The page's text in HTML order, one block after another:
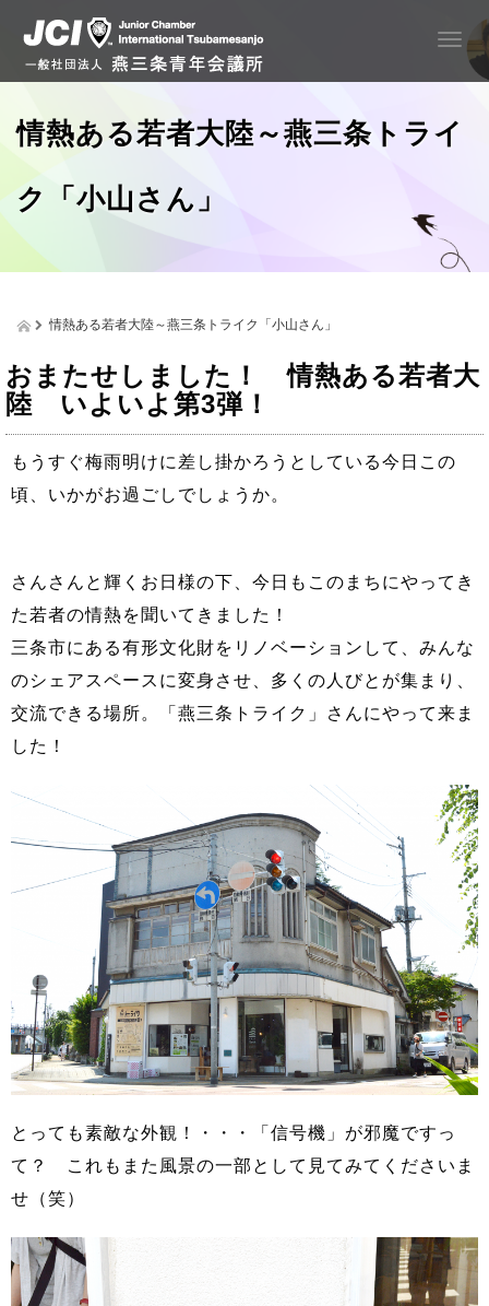
T
g
l
e
i
g
n
情熱ある若者大陸～燕三条トライ
ク「小山さん」
情熱ある若者大陸～燕三条トライク「小山さん」
おまたせしました！ 情熱ある若者大
陸 いよいよ第3弾！
もうすぐ梅雨明けに差し掛かろうとしている今日この
頃、いかがお過ごしでしょうか。
さんさんと輝くお日様の下、今日もこのまちにやってき
た若者の情熱を聞いてきました！
三条市にある有形文化財をリノベーションして、みんな
のシェアスペースに変身させ、多くの人びとが集まり、
交流できる場所。「燕三条トライク」さんにやって来ま
した！
とっても素敵な外観！・・・「信号機」が邪魔ですっ
て？ これもまた風景の一部として見てみてくださいま
せ（笑）